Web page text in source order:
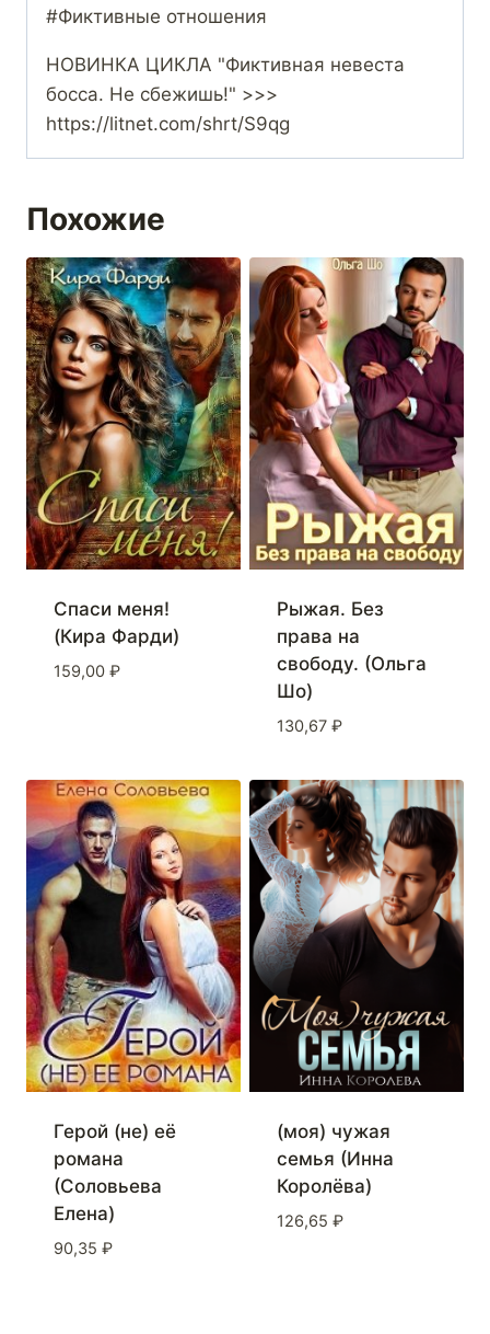
#Фиктивные отношения
НОВИНКА ЦИКЛА "Фиктивная невеста
босса. Не сбежишь!" >>>
https://litnet.com/shrt/S9qg
Похожие
Спаси меня!
(Кира Фарди)
159,00 ₽
Рыжая. Без
права на
свободу. (Ольга
Шо)
130,67 ₽
Герой (не) её
романа
(Соловьева
Елена)
90,35 ₽
(моя) чужая
семья (Инна
Королёва)
126,65 ₽